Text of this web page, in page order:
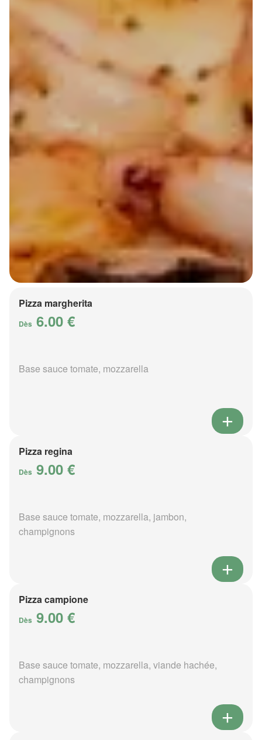
Pizza margherita
Dès 6.00 €
Base sauce tomate, mozzarella
Pizza regina
Dès 9.00 €
Base sauce tomate, mozzarella, jambon,
champignons
Pizza campione
Dès 9.00 €
Base sauce tomate, mozzarella, viande hachée,
champignons